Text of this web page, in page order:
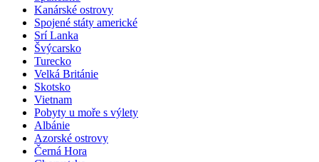
Kanárské ostrovy
Spojené státy americké
Srí Lanka
Švýcarsko
Turecko
Velká Británie
Skotsko
Vietnam
Pobyty u moře s výlety
Albánie
Azorské ostrovy
Černá Hora